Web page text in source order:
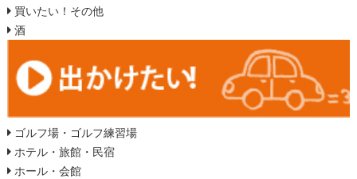
買いたい！その他
酒
ゴルフ場・ゴルフ練習場
ホテル・旅館・民宿
ホール・会館